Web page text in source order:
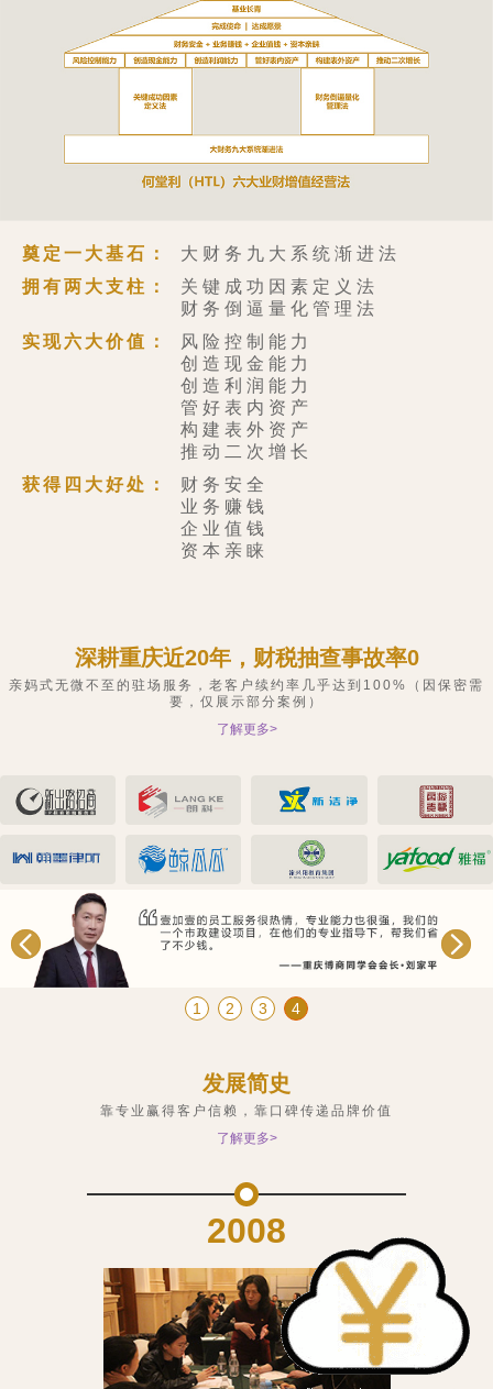
奠定一大基石：
大财务九大系统渐进法
拥有两大支柱：
关键成功因素定义法
财务倒逼量化管理法
实现六大价值：
风险控制能力
创造现金能力
创造利润能力
管好表内资产
构建表外资产
推动二次增长
获得四大好处：
财务安全
业务赚钱
企业值钱
资本亲睐
深耕重庆近20年，财税抽查事故率0
亲妈式无微不至的驻场服务，老客户续约率几乎达到100%（因保密需
要，仅展示部分案例）
了解更多>
1 2 3 4
发展简史
靠专业赢得客户信赖，靠口碑传递品牌价值
了解更多>
2008